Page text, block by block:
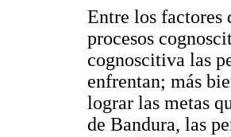
Entre los factores
procesos
cognoscitiva las
enfrentan; más
lograr las metas
de Bandura, las